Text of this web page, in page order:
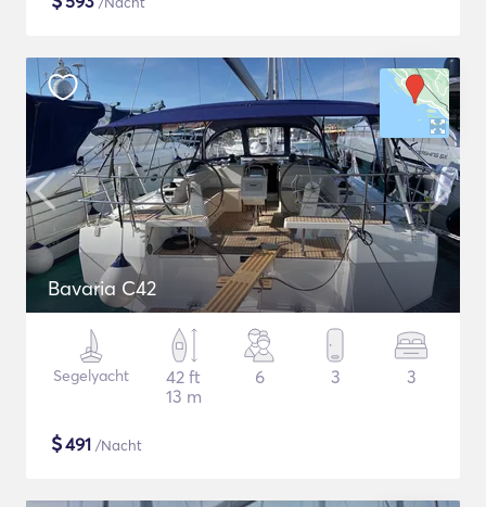
Bavaria C42
Segelyacht
42 ft
13 m
6 3 3
$491 /Nacht